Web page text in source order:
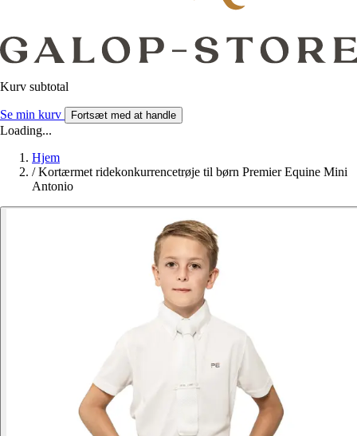
Kurv subtotal
Se min kurv Fortsæt med at handle
Loading...
Hjem
/ Kortærmet ridekonkurrencetrøje til børn Premier Equine Mini
Antonio